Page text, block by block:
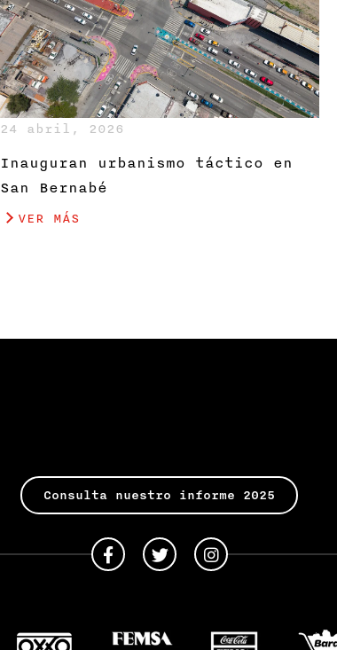
Inauguran urbanismo táctico en
San Bernabé
24 abril, 2026
VER MÁS
Consulta nuestro informe 2025